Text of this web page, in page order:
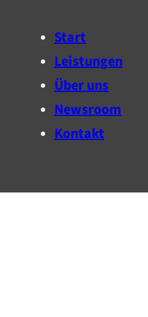
Start
Leistungen
Über uns
Newsroom
Kontakt